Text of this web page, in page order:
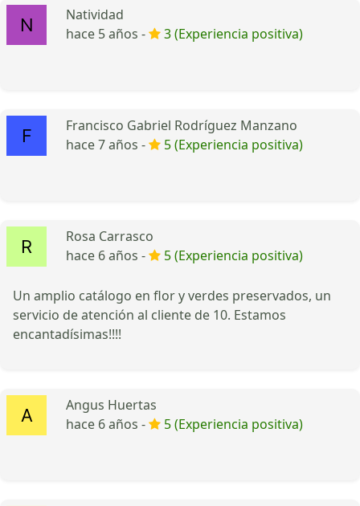
Natividad
hace 5 años -
3 (Experiencia positiva)
Francisco Gabriel Rodríguez Manzano
hace 7 años -
5 (Experiencia positiva)
Rosa Carrasco
hace 6 años -
5 (Experiencia positiva)
Un amplio catálogo en flor y verdes preservados, un
servicio de atención al cliente de 10. Estamos
encantadísimas!!!!
Angus Huertas
hace 6 años -
5 (Experiencia positiva)